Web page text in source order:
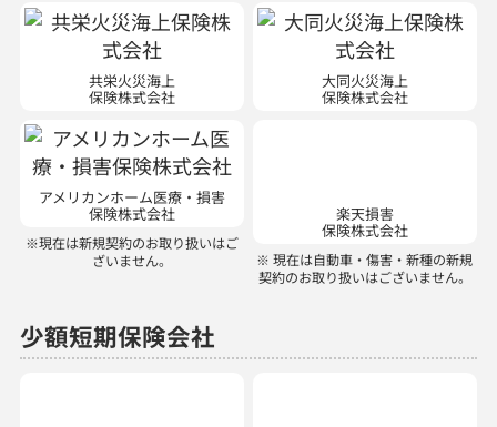
共栄火災海上
保険株式会社
大同火災海上
保険株式会社
アメリカンホーム医療・損害
保険株式会社
※現在は新規契約のお取り扱いはご
ざいません。
保険株式会社
※ 現在は自動車・傷害・新種の新規
契約のお取り扱いはございません。
少額短期保険会社